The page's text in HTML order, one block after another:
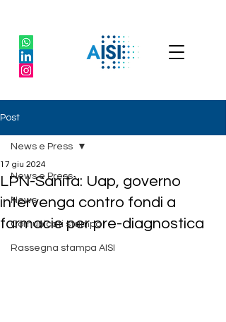
Post
News e Press
News
Comunicati stampa
Rassegna stampa AISI
News e Press
LPN-Sanità: Uap, governo
intervenga contro fondi a
farmacie per pre-diagnostica
17 giu 2024